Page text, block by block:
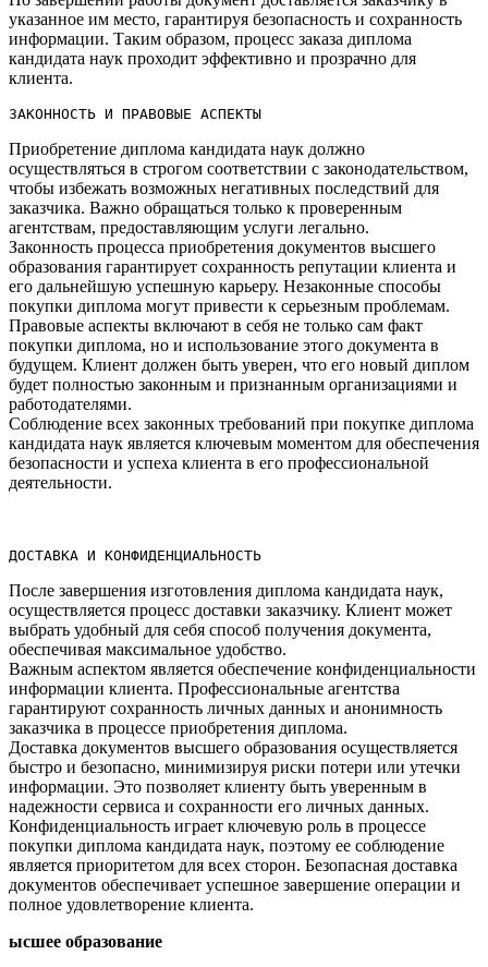
указанное им место, гарантируя безопасность и сохранность
информации.​ Таким образом, процесс заказа диплома
кандидата наук проходит эффективно и прозрачно для
клиента.​
ЗАКОННОСТЬ И ПРАВОВЫЕ АСПЕКТЫ
Приобретение диплома кандидата наук должно
осуществляться в строгом соответствии с законодательством,
чтобы избежать возможных негативных последствий для
заказчика.​ Важно обращаться только к проверенным
агентствам, предоставляющим услуги легально.​
Законность процесса приобретения документов высшего
образования гарантирует сохранность репутации клиента и
его дальнейшую успешную карьеру.​ Незаконные способы
покупки диплома могут привести к серьезным проблемам.
Правовые аспекты включают в себя не только сам факт
покупки диплома, но и использование этого документа в
будущем.​ Клиент должен быть уверен, что его новый диплом
будет полностью законным и признанным организациями и
работодателями.​
Соблюдение всех законных требований при покупке диплома
кандидата наук является ключевым моментом для обеспечения
безопасности и успеха клиента в его профессиональной
деятельности.​
ДОСТАВКА И КОНФИДЕНЦИАЛЬНОСТЬ
После завершения изготовления диплома кандидата наук,
осуществляется процесс доставки заказчику.​ Клиент может
выбрать удобный для себя способ получения документа,
обеспечивая максимальное удобство.
Важным аспектом является обеспечение конфиденциальности
информации клиента.​ Профессиональные агентства
гарантируют сохранность личных данных и анонимность
заказчика в процессе приобретения диплома.
Доставка документов высшего образования осуществляется
быстро и безопасно, минимизируя риски потери или утечки
информации.​ Это позволяет клиенту быть уверенным в
надежности сервиса и сохранности его личных данных.​
Конфиденциальность играет ключевую роль в процессе
покупки диплома кандидата наук, поэтому ее соблюдение
является приоритетом для всех сторон. Безопасная доставка
документов обеспечивает успешное завершение операции и
полное удовлетворение клиента.
ысшее образование